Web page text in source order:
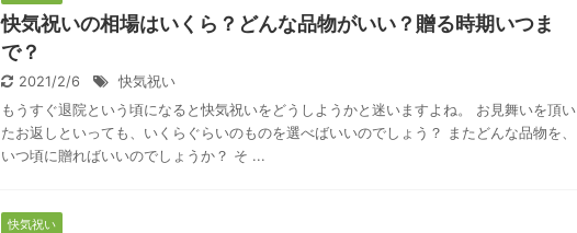
快気祝いの相場はいくら？どんな品物がいい？贈る時期いつま
で？
2021/2/6
快気祝い
もうすぐ退院という頃になると快気祝いをどうしようかと迷いますよね。 お見舞いを頂い
たお返しといっても、いくらぐらいのものを選べばいいのでしょう？ またどんな品物を、
いつ頃に贈ればいいのでしょうか？ そ ...
快気祝い